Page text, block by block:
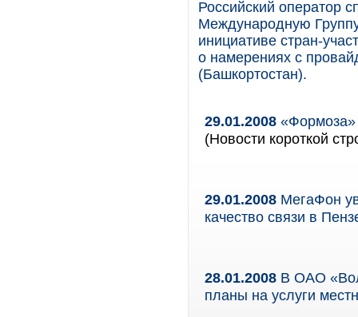
Российский оператор
Международную
инициативе стран-
о намерениях с
(Башкортостан).
29.01.2008 «Формоза»
(Новости короткой
29.01.2008 МегаФон
качество связи в
28.01.2008 В ОАО
планы на услуги